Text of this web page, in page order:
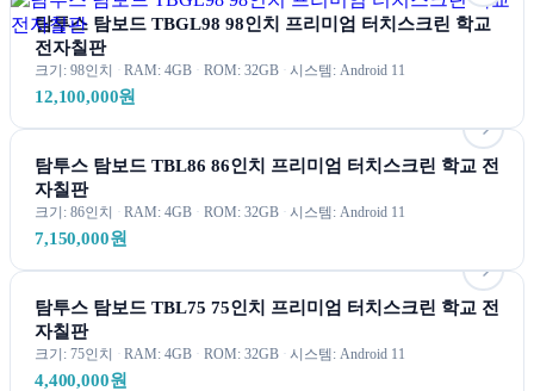
탐투스 탐보드 TBGL98 98인치 프리미엄 터치스크린 학교
전자칠판
크기: 98인치 RAM: 4GB ROM: 32GB 시스템:Android 11
12,100,000원
탐투스 탐보드 TBL86 86인치 프리미엄 터치스크린 학교 전
자칠판
크기: 86인치 RAM: 4GB ROM: 32GB 시스템:Android 11
7,150,000원
탐투스 탐보드 TBL75 75인치 프리미엄 터치스크린 학교 전
자칠판
크기: 75인치 RAM: 4GB ROM: 32GB 시스템:Android 11
4,400,000원